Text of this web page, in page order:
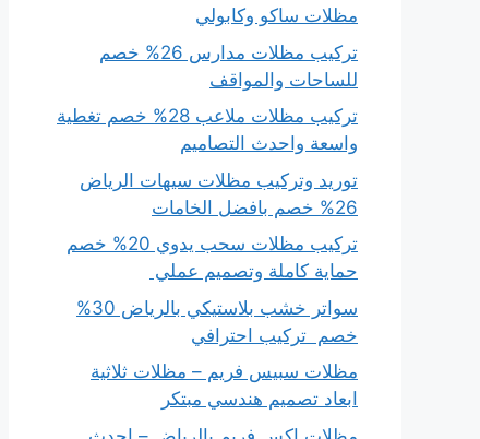
مظلات ساكو وكابولي
تركيب مظلات مدارس 26% خصم
للساحات والمواقف
تركيب مظلات ملاعب 28% خصم تغطية
واسعة واحدث التصاميم
توريد وتركيب مظلات سيهات الرياض
26% خصم بافضل الخامات
تركيب مظلات سحب يدوي 20% خصم
حماية كاملة وتصميم عملي
سواتر خشب بلاستيكي بالرياض 30%
خصم تركيب احترافي
مظلات سبيس فريم – مظلات ثلاثية
ابعاد تصميم هندسي مبتكر